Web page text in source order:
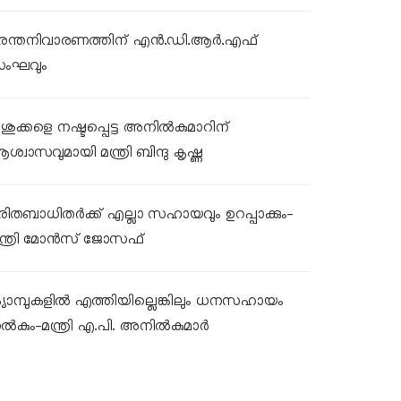
എൻ.ഡി.ആർ.എഫ്
നഷ്ടപ്പെട്ട അനിൽകുമാറിന്
മന്ത്രി ബിന്ദു കൃഷ്ണ
എല്ലാ സഹായവും ഉറപ്പാക്കും-
മോൻസ് ജോസഫ്
എത്തിയില്ലെങ്കിലും ധനസഹായം
മന്ത്രി എ.പി. അനിൽകുമാർ